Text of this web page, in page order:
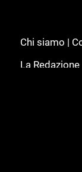
Chi siamo |
La Redazione